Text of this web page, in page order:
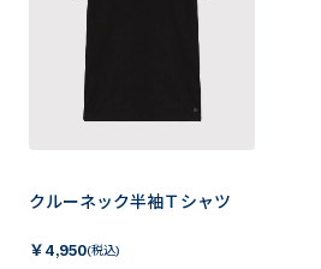
クルーネック半袖Ｔシャツ
￥ 4,950(税込)